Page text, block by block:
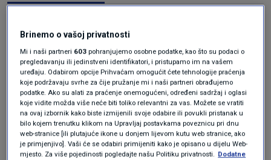
Rylle
Šolakovi mediji su sinonim za subverzivno-
propagandno djelovanje protiv Srbije,posebno
što njihovo izvještavanje unosi kofuziju među
građanima.
Odgovor
Brinemo o vašoj privatnosti
Mi i naši partneri 603 pohranjujemo osobne podatke, kao što su podaci o
pregledavanju ili jedinstveni identifikatori, i pristupamo im na vašem
uređaju. Odabirom opcije Prihvaćam omogućit ćete tehnologije praćenja
koje podržavaju svrhe za čije pružanje mi i naši partneri obrađujemo
podatke. Ako su alati za praćenje onemogućeni, određeni sadržaj i oglasi
koje vidite možda više neće biti toliko relevantni za vas. Možete se vratiti
na ovaj izbornik kako biste izmijenili svoje odabire ili povukli pristanak u
bilo kojem trenutku klikom na Upravljaj postavkama poveznicu pri dnu
web-stranice [ili plutajuće ikone u donjem lijevom kutu web stranice, ako
je primjenjivo]. Vaši će se odabiri primijeniti kako je opisano u dijelu Web-
mjesto. Za više pojedinosti pogledajte našu Politiku privatnosti.
Dodatne